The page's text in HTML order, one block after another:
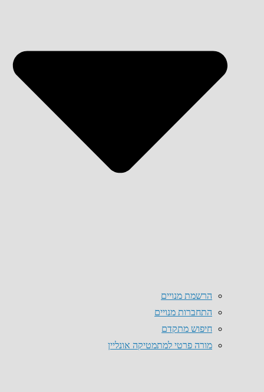
הרשמת מנויים
התחברות מנויים
חיפוש מתקדם
מורה פרטי למתמטיקה אונליין